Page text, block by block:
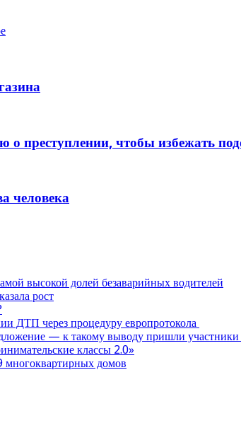
преступлении, чтобы избежать
человека
высокой долей безаварийных водителей
рост
ДТП через процедуру европротокола
— к такому выводу пришли
классы 2.0»
многоквартирных домов